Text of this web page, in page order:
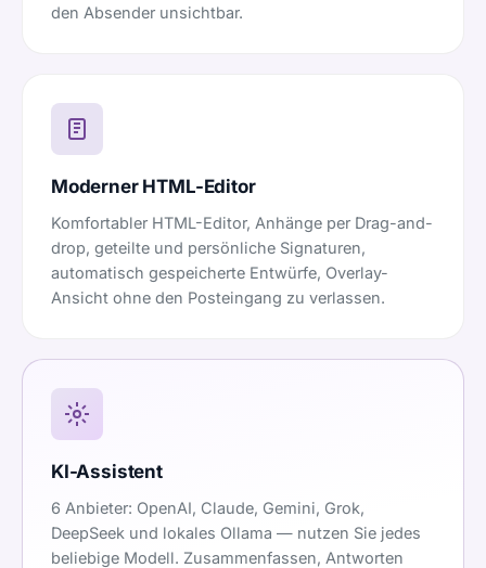
den Absender unsichtbar.
Moderner HTML-Editor
Komfortabler HTML-Editor, Anhänge per Drag-and-
drop, geteilte und persönliche Signaturen,
automatisch gespeicherte Entwürfe, Overlay-
Ansicht ohne den Posteingang zu verlassen.
KI-Assistent
6 Anbieter: OpenAI, Claude, Gemini, Grok,
DeepSeek und lokales Ollama — nutzen Sie jedes
beliebige Modell. Zusammenfassen, Antworten